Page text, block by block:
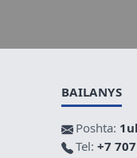
BAILANYS
Poshta:
Tel: +7